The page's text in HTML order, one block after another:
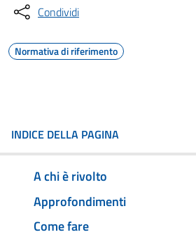
Condividi
Normativa di riferimento
INDICE DELLA PAGINA
A chi è rivolto
Approfondimenti
Come fare